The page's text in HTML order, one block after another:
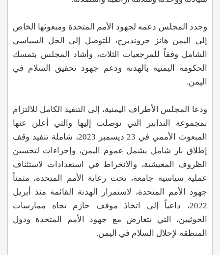
وجدد المجلس دعمه لجهود الأمم المتحدة ومبعوثها الخاص
إلى اليمن هانز جروندبرج، للتوصل إلى الحل السياسي
الشامل وفقاً للمرجعيات الثلاث، وأشاد المجلس بتمسك
الحكومة اليمنية بالهدنة ودعم جهود تحقيق السلام في
اليمن.
ودعا المجلس الأطراف اليمنية، إلى التنفيذ الكامل للالتزام
بمجموعة التدابير التي توصلت إليها والتي أعلن عنها
المبعوث الأممي في 23 ديسمبر 2023، شاملة تنفيذ وقف
إطلاق نار شامل يشمل عموم اليمن، وإجراءات لتحسين
الظروف المعيشية، والانخراط في استعدادات لاستئناف
عملية سياسية جامعة، تحت رعاية الأمم المتحدة، مثمناً
جهود الأمم المتحدة، لاستمرار الهدنة القائمة منذ أبريل
2022، داعياً إلى اتخاذ موقف حازم تجاه ممارسات
الحوثيين، التي تتعارض مع جهود الأمم المتحدة ودول
المنطقة لإحلال السلام في اليمن.